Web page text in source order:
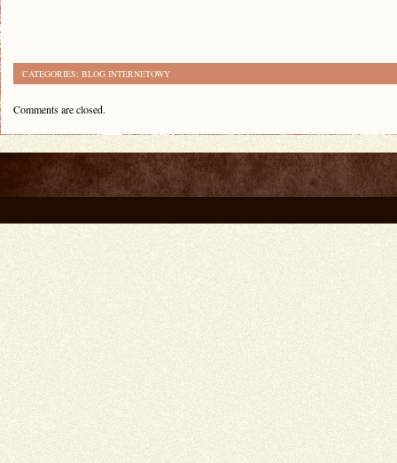
CATEGORIES: BLOG INTERNETOWY
Comments are closed.